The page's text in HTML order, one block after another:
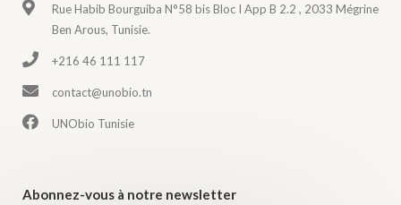
Rue Habib Bourguiba N°58 bis Bloc I App B 2.2 , 2033 Mégrine
Ben Arous, Tunisie.
+216 46 111 117
contact@unobio.tn
UNObio Tunisie
Abonnez-vous à notre newsletter